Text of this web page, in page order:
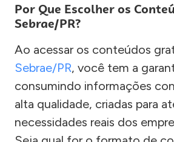
Por Que Escolher os
Sebrae/PR?
Ao acessar os conteúdos
Sebrae/PR, você tem a
consumindo informações
alta qualidade, criadas para
necessidades reais dos